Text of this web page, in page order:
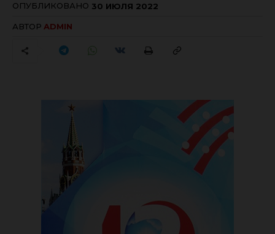
ОПУБЛИКОВАНО 30 ИЮЛЯ 2022
АВТОР ADMIN